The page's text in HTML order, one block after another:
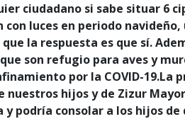
ciudadano si sabe situar 6
luces en periodo
la respuesta es que sí.
son refugio para aves y
por la COVID-19.La
hijos y de Zizur
podría consolar a los hijos